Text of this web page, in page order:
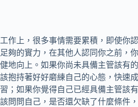
工作上，很多事情需要累積，即使你
足夠的實力，在其他人認同你之前，
健地向上。如果你尚未具備主管該有
該抱持著好好磨練自己的心態，快速
習；如果你覺得自己已經具備主管該
該問問自己，是否還欠缺了什麼條件